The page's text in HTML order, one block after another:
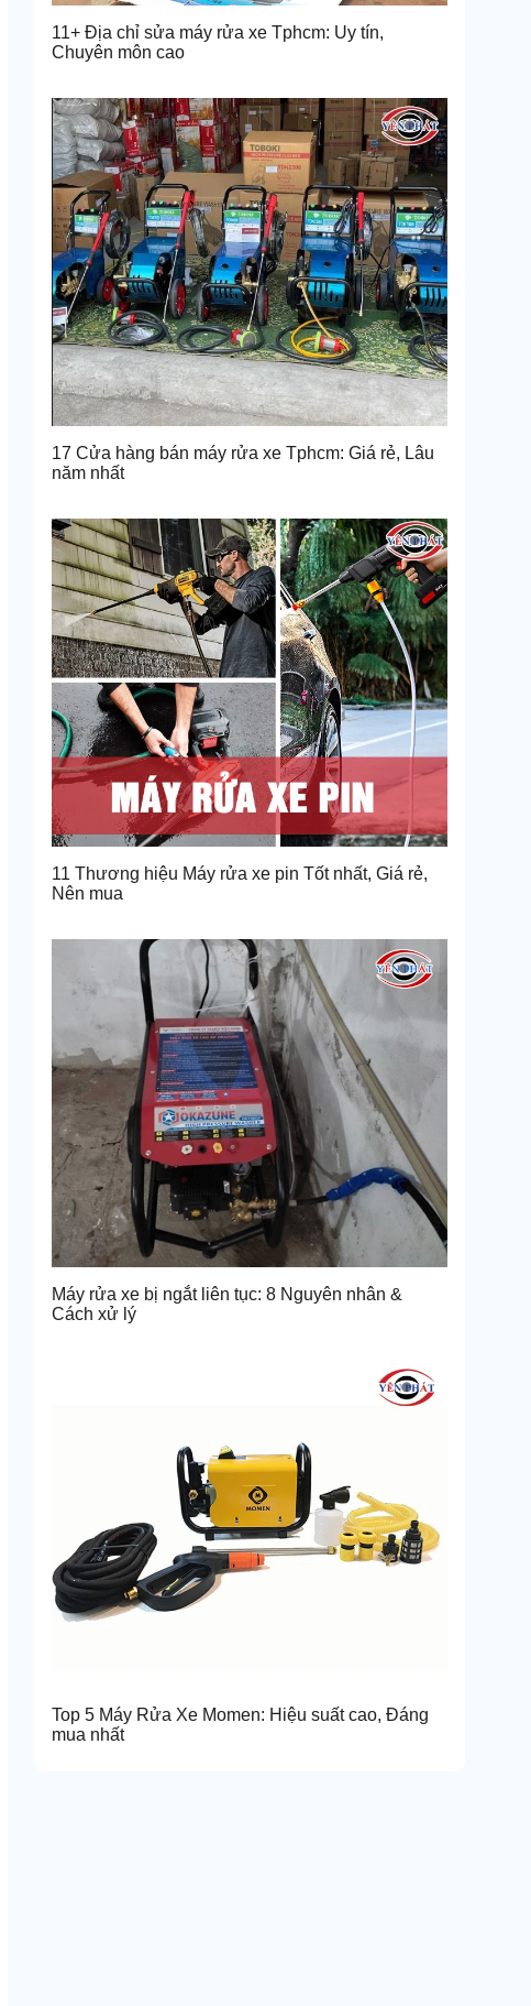
11+ Địa chỉ sửa máy rửa xe Tphcm: Uy tín,
Chuyên môn cao
17 Cửa hàng bán máy rửa xe Tphcm: Giá rẻ, Lâu
năm nhất
11 Thương hiệu Máy rửa xe pin Tốt nhất, Giá rẻ,
Nên mua
Máy rửa xe bị ngắt liên tục: 8 Nguyên nhân &
Cách xử lý
Top 5 Máy Rửa Xe Momen: Hiệu suất cao, Đáng
mua nhất